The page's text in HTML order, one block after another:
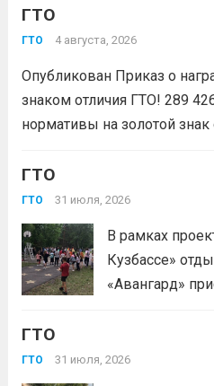
молодежных
1сезон»!
физкультурно-
ГТО
ГТО 4 августа, 2026
Опубликован Приказ о
знаком отличия ГТО! 289
нормативы на золотой
млн человек по всей
испытаниях ГТО. Приказ...
ГТО
ГТО 31 июля, 2026
В рамках
Кузбассе»
«Авангард»
«Авангарда»
ГТО
ГТО 31 июля, 2026